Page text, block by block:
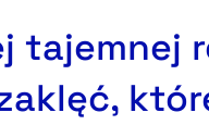
tajemnej